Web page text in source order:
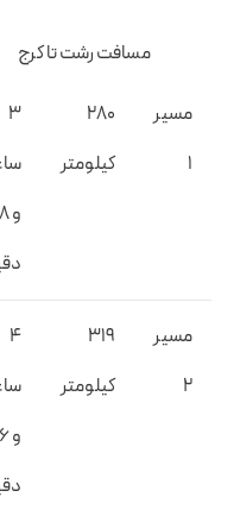
مسافت رشت تا کرج
مسیر
1
280
کیلومتر
3
مسیر
2
319
کیلومتر
4